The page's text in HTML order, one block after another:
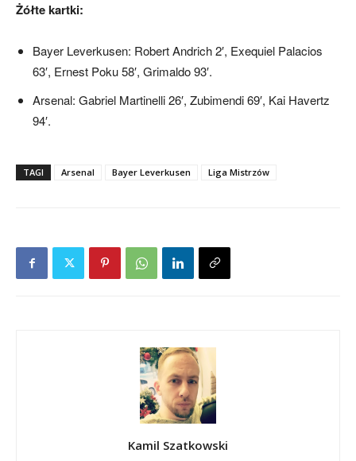
Żółte kartki:
Bayer Leverkusen: Robert Andrich 2′, Exequiel Palacios
63′, Ernest Poku 58′, Grimaldo 93′.
Arsenal: Gabriel Martinelli 26′, Zubimendi 69′, Kai Havertz
94′.
TAGI Arsenal Bayer Leverkusen Liga Mistrzów
Kamil Szatkowski